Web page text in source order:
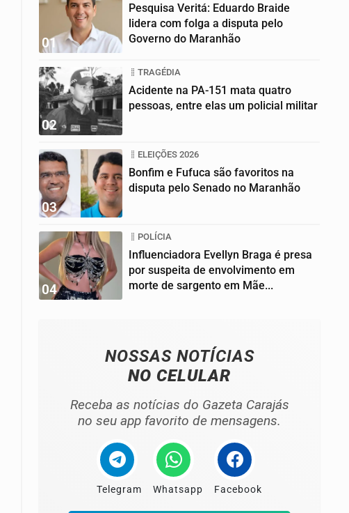
01
Pesquisa Veritá: Eduardo Braide
lidera com folga a disputa pelo
Governo do Maranhão
02
TRAGÉDIA
Acidente na PA-151 mata quatro
pessoas, entre elas um policial militar
03
ELEIÇÕES 2026
Bonfim e Fufuca são favoritos na
disputa pelo Senado no Maranhão
04
POLÍCIA
Influenciadora Evellyn Braga é presa
por suspeita de envolvimento em
morte de sargento em Mãe...
NOSSAS NOTÍCIAS
NO CELULAR
Receba as notícias do Gazeta Carajás
no seu app favorito de mensagens.
Telegram Whatsapp Facebook